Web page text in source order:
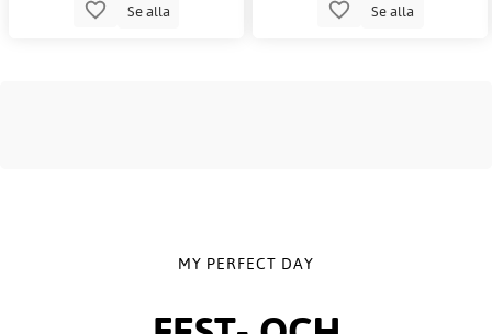
Se alla Se alla
MY PERFECT DAY